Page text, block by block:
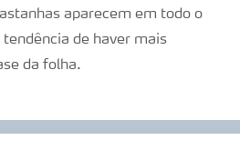
aparecem em todo o
de haver mais
da folha.